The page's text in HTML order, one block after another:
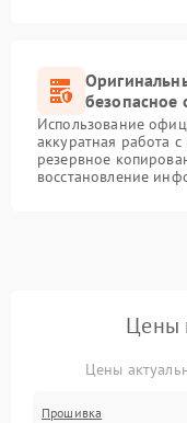
безопасное
Использование
аккуратная работа
резервное
восстановление
Цены
Цены
Прошивка